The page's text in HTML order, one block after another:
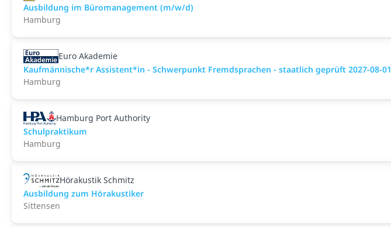
Ausbildung im Büromanagement (m/w/d)
Hamburg
Euro Akademie
Kaufmännische*r Assistent*in - Schwerpunkt Fremdsprachen - staatlich geprüft 2027-08-01
Hamburg
Hamburg Port Authority
Schulpraktikum
Hamburg
Hörakustik Schmitz
Ausbildung zum Hörakustiker
Sittensen